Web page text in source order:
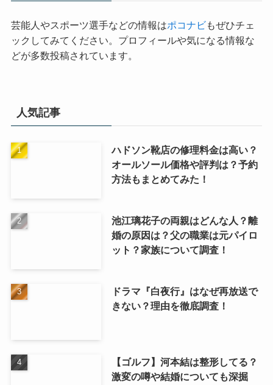
芸能人やスポーツ選手などの情報はポコナビもぜひチェ
ックしてみてください。プロフィールや気になる情報な
どが多数投稿されています。
人気記事
ハドソン靴店の修理料金は高い？
オールソール価格や評判は？予約
方法もまとめてみた！
池江璃花子の両親はどんな人？離
婚の原因は？父の職業は元パイロ
ット？家族について調査！
ドラマ『白夜行』はなぜ再放送で
きない？理由を徹底調査！
【ゴルフ】河本結は整形してる？
激変の噂や結婚についても深掘